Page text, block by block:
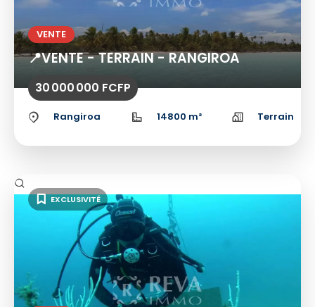
VENTE
📍VENTE - TERRAIN - RANGIROA
30 000 000 FCFP
Rangiroa 14800 m² Terrain
EXCLUSIVITÉ